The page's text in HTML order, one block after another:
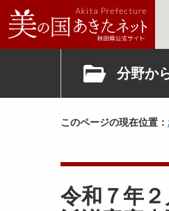
分野か
このページの現在位置：
令和７年